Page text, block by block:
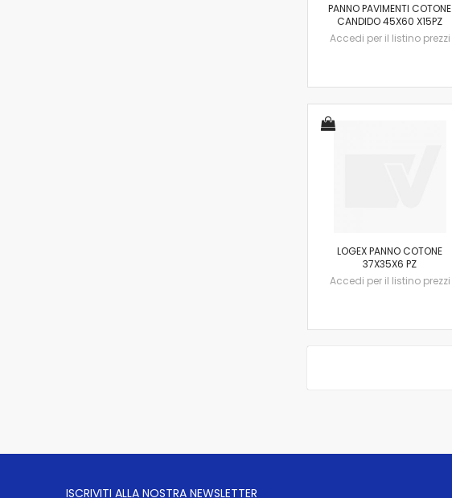
PANNO PAVIMENTI COTONE
CANDIDO 45X60 X15PZ
Accedi per il listino prezzi
LOGEX PANNO COTONE
37X35X6 PZ
Accedi per il listino prezzi
ISCRIVITI ALLA NOSTRA NEWSLETTER